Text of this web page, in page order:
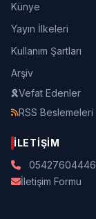
Künye
Yayın İlkeleri
Kullanım Şartları
Arşiv
Vefat Edenler
RSS Beslemeleri
İLETIŞIM
05427604446
İletişim Formu